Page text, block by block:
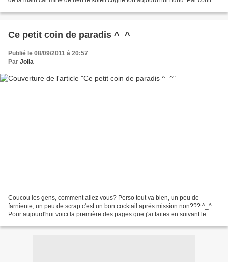
Ce petit coin de paradis ^_^
Publié le 08/09/2011 à 20:57
Par Jolia
Coucou les gens, comment allez vous? Perso tout va bien, un peu de
farniente, un peu de scrap c'est un bon cocktail après mission non??? ^_^
Pour aujourd'hui voici la première des pages que j'ai faites en suivant le